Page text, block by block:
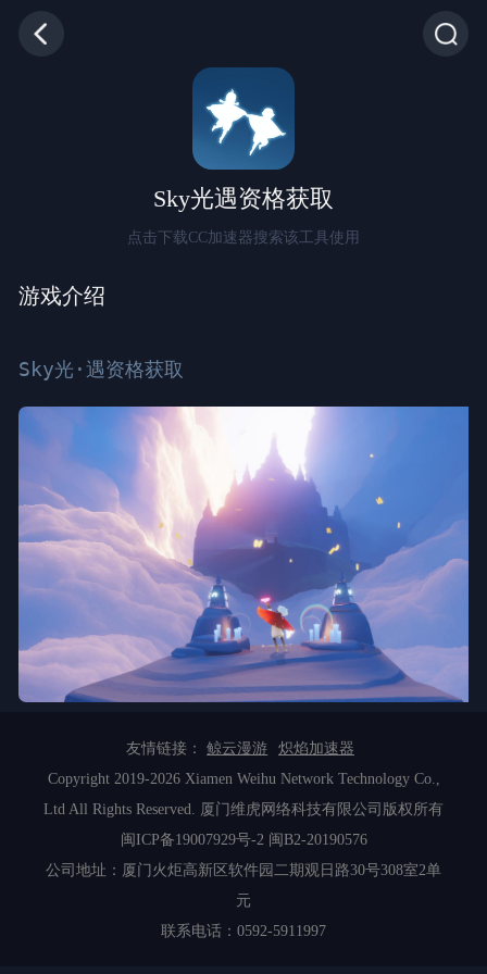
Sky光遇资格获取
点击下载CC加速器搜索该工具使用
游戏介绍
Sky光·遇资格获取
友情链接： 鲸云漫游
炽焰加速器
Copyright 2019-2026 Xiamen Weihu Network Technology Co.,
Ltd All Rights Reserved. 厦门维虎网络科技有限公司版权所有
闽ICP备19007929号-2 闽B2-20190576
公司地址：厦门火炬高新区软件园二期观日路30号308室2单
元
联系电话：0592-5911997